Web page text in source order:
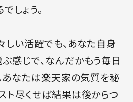
しょう。
しい活躍でも、あなた自身
感じで、なんだかもう毎日
なたは楽天家の気質を秘
ト尽くせば結果は後からつ